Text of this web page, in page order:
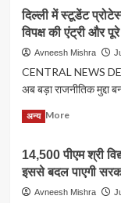
दिया
भरोसा
जागरण
कॉलेज
को
4
AEDP
प्रोग्राम
मान्यता
नीट
में
फिर
सवाल:
आंसर
के
से
305
अंक,
नतीजे
दिल्ली में स्टूडेंट
विपक्ष की एंट्री और
Avneesh Mishra
CENTRAL NEWS
अब बड़ा राजनीतिक मुद्दा
Read MoreRead
दिल्ली
में
स्टूडेंट
अन्य
14,500 पीएम श्री
इससे बदल पाएगी
Avneesh Mishra